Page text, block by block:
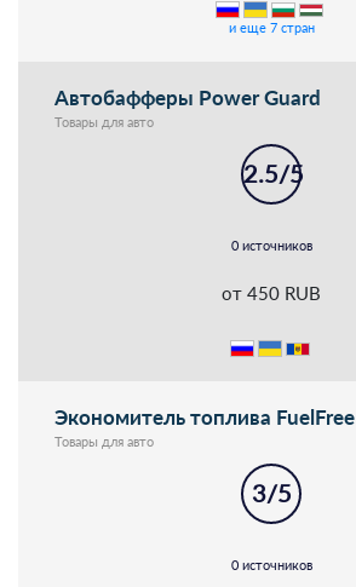
и еще 7 стран
Автобафферы Power Guard
Товары для авто
2.5/5
0 источников
от 450 RUB
Экономитель топлива FuelFree
Товары для авто
3/5
0 источников